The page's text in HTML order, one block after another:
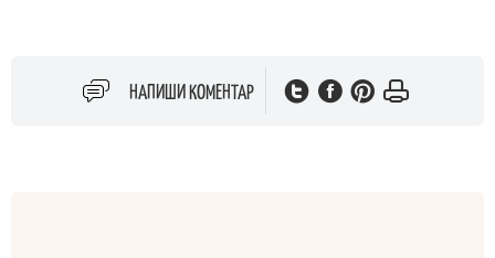
НАПИШИ КОМЕНТАР